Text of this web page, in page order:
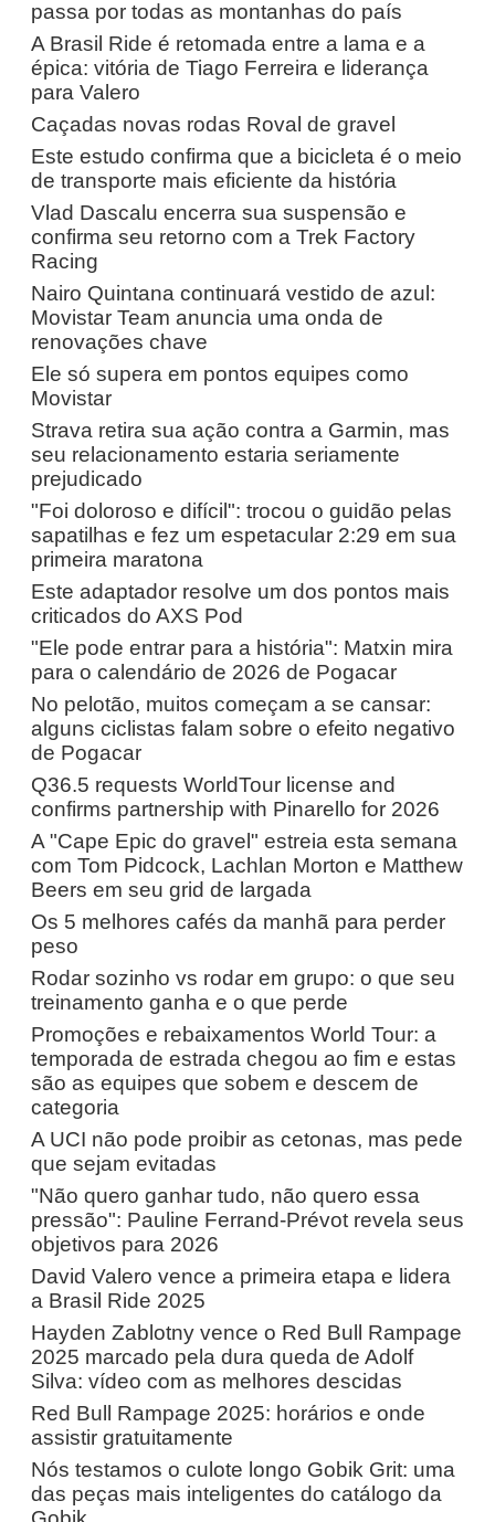
passa por todas as montanhas do país
A Brasil Ride é retomada entre a lama e a
épica: vitória de Tiago Ferreira e liderança
para Valero
Caçadas novas rodas Roval de gravel
Este estudo confirma que a bicicleta é o meio
de transporte mais eficiente da história
Vlad Dascalu encerra sua suspensão e
confirma seu retorno com a Trek Factory
Racing
Nairo Quintana continuará vestido de azul:
Movistar Team anuncia uma onda de
renovações chave
Ele só supera em pontos equipes como
Movistar
Strava retira sua ação contra a Garmin, mas
seu relacionamento estaria seriamente
prejudicado
"Foi doloroso e difícil": trocou o guidão pelas
sapatilhas e fez um espetacular 2:29 em sua
primeira maratona
Este adaptador resolve um dos pontos mais
criticados do AXS Pod
"Ele pode entrar para a história": Matxin mira
para o calendário de 2026 de Pogacar
No pelotão, muitos começam a se cansar:
alguns ciclistas falam sobre o efeito negativo
de Pogacar
Q36.5 requests WorldTour license and
confirms partnership with Pinarello for 2026
A "Cape Epic do gravel" estreia esta semana
com Tom Pidcock, Lachlan Morton e Matthew
Beers em seu grid de largada
Os 5 melhores cafés da manhã para perder
peso
Rodar sozinho vs rodar em grupo: o que seu
treinamento ganha e o que perde
Promoções e rebaixamentos World Tour: a
temporada de estrada chegou ao fim e estas
são as equipes que sobem e descem de
categoria
A UCI não pode proibir as cetonas, mas pede
que sejam evitadas
"Não quero ganhar tudo, não quero essa
pressão": Pauline Ferrand-Prévot revela seus
objetivos para 2026
David Valero vence a primeira etapa e lidera
a Brasil Ride 2025
Hayden Zablotny vence o Red Bull Rampage
2025 marcado pela dura queda de Adolf
Silva: vídeo com as melhores descidas
Red Bull Rampage 2025: horários e onde
assistir gratuitamente
Nós testamos o culote longo Gobik Grit: uma
das peças mais inteligentes do catálogo da